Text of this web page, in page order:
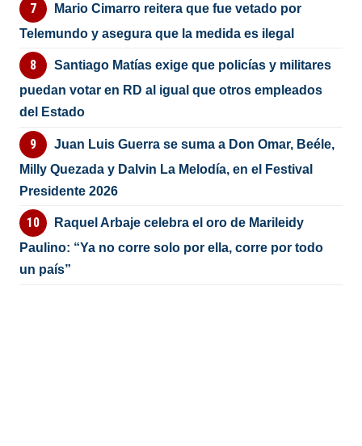
Mario Cimarro reitera que fue vetado por
Telemundo y asegura que la medida es ilegal
Santiago Matías exige que policías y militares
puedan votar en RD al igual que otros empleados
del Estado
Juan Luis Guerra se suma a Don Omar, Beéle,
Milly Quezada y Dalvin La Melodía, en el Festival
Presidente 2026
Raquel Arbaje celebra el oro de Marileidy
Paulino: “Ya no corre solo por ella, corre por todo
un país”